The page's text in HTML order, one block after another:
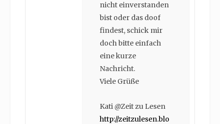
nicht einverstanden
bist oder das doof
findest, schick mir
doch bitte einfach
eine kurze
Nachricht.
Viele Grüße
Kati @Zeit zu Lesen
http://zeitzulesen.blo